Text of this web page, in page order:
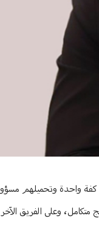
كفة واحدة وتحميلهم
متكامل، وعلى الفريق